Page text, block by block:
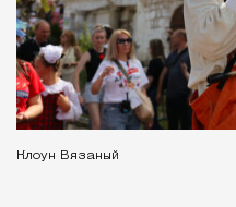
Клоун Вязаный